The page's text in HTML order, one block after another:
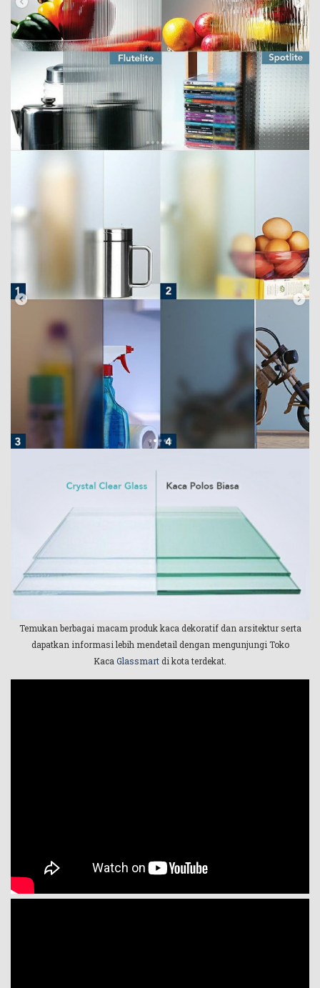
Temukan berbagai macam produk kaca dekoratif dan arsitektur serta
dapatkan informasi lebih mendetail dengan mengunjungi Toko
Kaca Glassmartdi kota terdekat.